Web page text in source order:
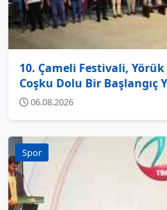
10. Çameli Festivali,
Coşku Dolu Bir Başlangıç
06.08.2026
Spor